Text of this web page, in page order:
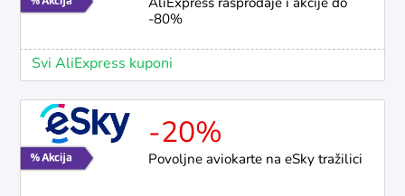
AliExpress rasprodaje i akcije do
-80%
Svi AliExpress kuponi
-20%
Povoljne aviokarte na eSky tražilici